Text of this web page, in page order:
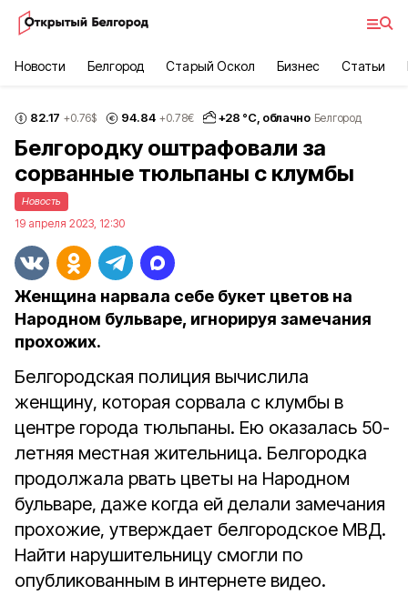
Новости Белгород Старый Оскол Бизнес Статьи
82.17 +0.76$ 94.84 +0.78€ +28 °С, облачно Белгород
Белгородку оштрафовали за
сорванные тюльпаны с клумбы
Новость
19 апреля 2023, 12:30
Женщина нарвала себе букет цветов на
Народном бульваре, игнорируя замечания
прохожих.
Белгородская полиция вычислила
женщину, которая сорвала с клумбы в
центре города тюльпаны. Ею оказалась 50-
летняя местная жительница. Белгородка
продолжала рвать цветы на Народном
бульваре, даже когда ей делали замечания
прохожие, утверждает белгородское МВД.
Найти нарушительницу смогли по
опубликованным в интернете видео.